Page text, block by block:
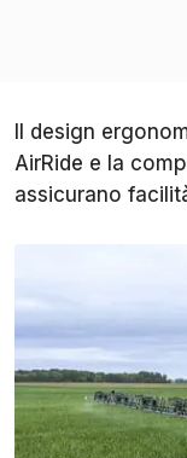
Il design
AirRide e la
assicurano